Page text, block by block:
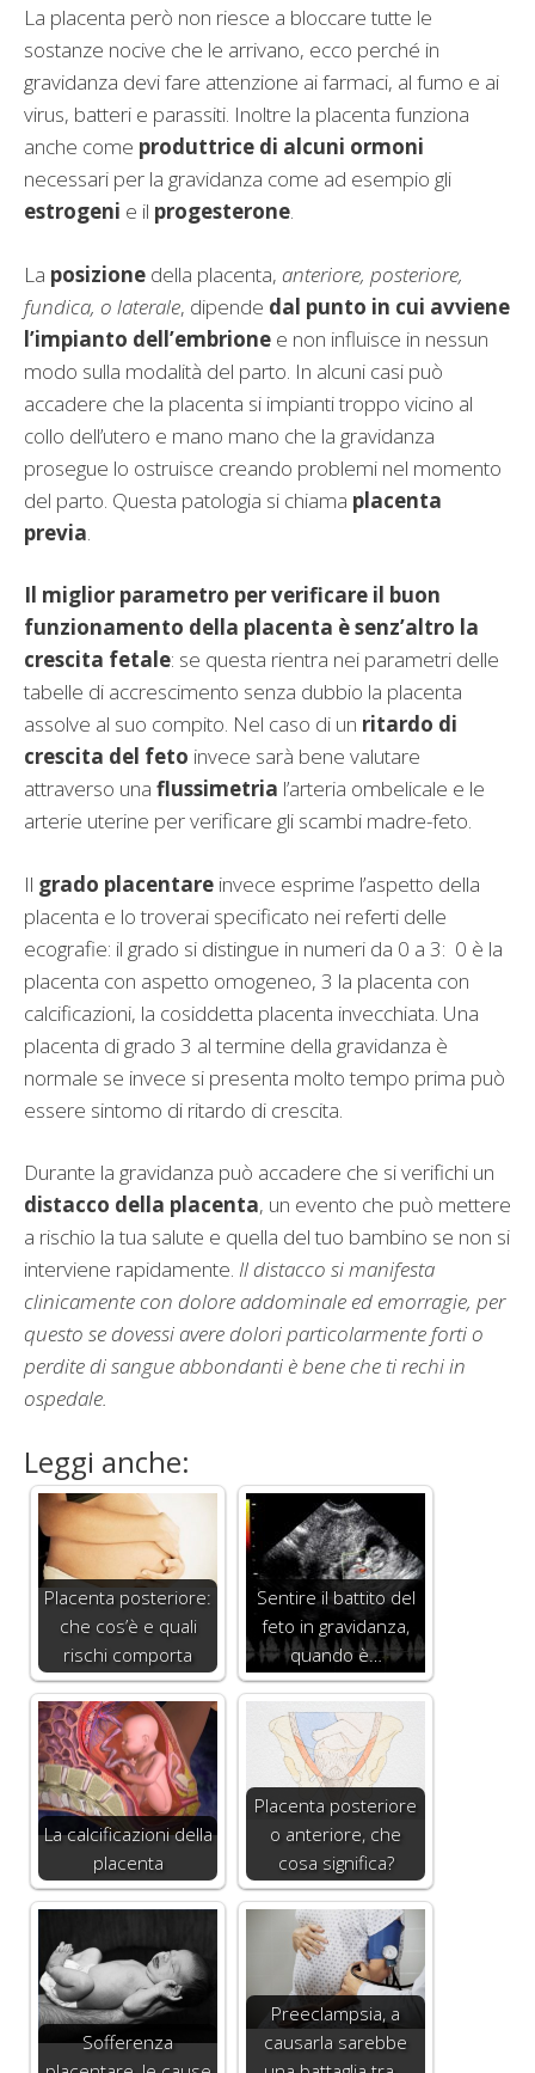
La placenta però non riesce a bloccare tutte le
sostanze nocive che le arrivano, ecco perché in
gravidanza devi fare attenzione ai farmaci, al fumo e ai
virus, batteri e parassiti. Inoltre la placenta funziona
anche come produttrice di alcuni ormoni
necessari per la gravidanza come ad esempio gli
estrogeni e il progesterone.
La posizione della placenta, anteriore, posteriore,
fundica, o laterale, dipende dal punto in cui avviene
l’impianto dell’embrione e non influisce in nessun
modo sulla modalità del parto. In alcuni casi può
accadere che la placenta si impianti troppo vicino al
collo dell’utero e mano mano che la gravidanza
prosegue lo ostruisce creando problemi nel momento
del parto. Questa patologia si chiama placenta
previa
Il miglior parametro per verificare il buon
funzionamento della placenta è senz’altro la
crescita fetale: se questa rientra nei parametri delle
tabelle di accrescimento senza dubbio la placenta
assolve al suo compito. Nel caso di un ritardo di
crescita del feto invece sarà bene valutare
attraverso una flussimetria l’arteria ombelicale e le
arterie uterine per verificare gli scambi madre-feto.
Il grado placentare invece esprime l’aspetto della
placenta e lo troverai specificato nei referti delle
ecografie: il grado si distingue in numeri da 0 a 3: 0 è la
placenta con aspetto omogeneo, 3 la placenta con
calcificazioni, la cosiddetta placenta invecchiata. Una
placenta di grado 3 al termine della gravidanza è
normale se invece si presenta molto tempo prima può
essere sintomo di ritardo di crescita.
Durante la gravidanza può accadere che si verifichi un
distacco della placenta, un evento che può mettere
a rischio la tua salute e quella del tuo bambino se non si
interviene rapidamente. Il distacco si manifesta
clinicamente con dolore addominale ed emorragie, per
questo se dovessi avere dolori particolarmente forti o
perdite di sangue abbondanti è bene che ti rechi in
ospedale.
Leggi anche:
Placenta posteriore:
che cos’è e quali
rischi comporta
Sentire il battito del
feto in gravidanza,
quando è…
La calcificazioni della
placenta
Placenta posteriore
o anteriore, che
cosa significa?
Sofferenza
Preeclampsia, a
causarla sarebbe